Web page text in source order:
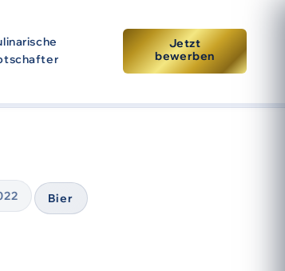
Jetzt
bewerben
Eine erneute Auszeichnung setzt
Bier